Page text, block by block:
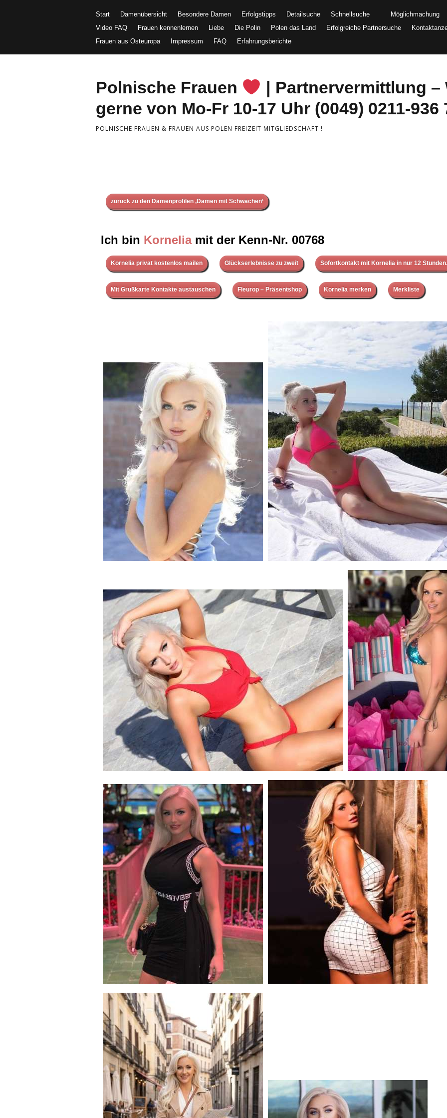
Start Damenübersicht Besondere Damen Erfolgstipps Detailsuche Schnellsuche
Möglichmachung
Video FAQ
Frauen kennenlernen Liebe Die Polin Polen das Land Erfolgreiche Partnersuche
Frauen aus Osteuropa
Impressum FAQ Erfahrungsberichte
Polnische Frauen
| Partnervermittlung –
gerne von Mo-Fr 10-17 Uhr (0049) 0211-936
POLNISCHE FRAUEN & FRAUEN AUS POLEN FREIZEIT MITGLIEDSCHAFT !
zurück zu den Damenprofilen ‚Damen mit Schwächen‘
Ich bin Korneliamit der Kenn-Nr. 00768
Kornelia privat kostenlos mailen Glückserlebnisse zu zweit Sofortkontakt mit Kornelia in nur 12 Stunden.
Mit Grußkarte Kontakte austauschen Fleurop – Präsentshop Kornelia merken Merkliste